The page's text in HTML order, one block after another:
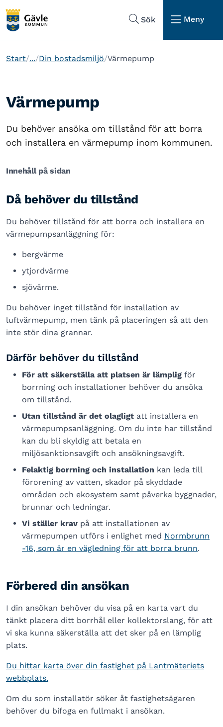
Sök
Meny
Start ... Din bostadsmiljö Värmepump
Värmepump
Du behöver ansöka om tillstånd för att borra
och installera en värmepump inom kommunen.
Innehåll på sidan
Då behöver du tillstånd
Du behöver tillstånd för att borra och installera en
värmepumpsanläggning för:
bergvärme
ytjordvärme
sjövärme.
Du behöver inget tillstånd för installation av
luftvärmepump, men tänk på placeringen så att den
inte stör dina grannar.
Därför behöver du tillstånd
För att säkerställa att platsen är lämplig för
borrning och installationer behöver du ansöka
om tillstånd.
Utan tillstånd är det olagligt att installera en
värmepumpsanläggning. Om du inte har tillstånd
kan du bli skyldig att betala en
miljösanktionsavgift och ansökningsavgift.
Felaktig borrning och installation kan leda till
förorening av vatten, skador på skyddade
områden och ekosystem samt påverka byggnader,
brunnar och ledningar.
Vi ställer krav på att installationen av
värmepumpen utförs i enlighet med Normbrunn
-16, som är en vägledning för att borra brunn.
Förbered din ansökan
I din ansökan behöver du visa på en karta vart du
tänkt placera ditt borrhål eller kollektorslang, för att
vi ska kunna säkerställa att det sker på en lämplig
plats.
Du hittar karta över din fastighet på Lantmäteriets
webbplats.
Om du som installatör söker åt fastighetsägaren
behöver du bifoga en fullmakt i ansökan.